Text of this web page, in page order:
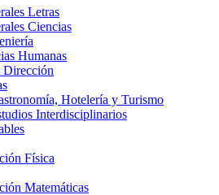
Letras
Ciencias
Humanas
Dirección
Hotelería y Turismo
Interdisciplinarios
Física
Matemáticas